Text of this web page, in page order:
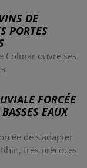
DE
PORTES
Colmar ouvre ses
FORCÉE
EAUX
de s’adapter
très précoces